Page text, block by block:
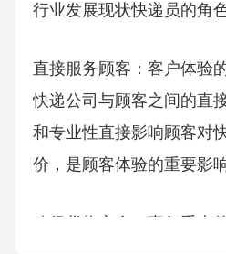
行业发展现状快递员的角
直接服务顾客：客户体验
快递公司与顾客之间的直
和专业性直接影响顾客对
价，是顾客体验的重要影
确保货物安全：责任重大